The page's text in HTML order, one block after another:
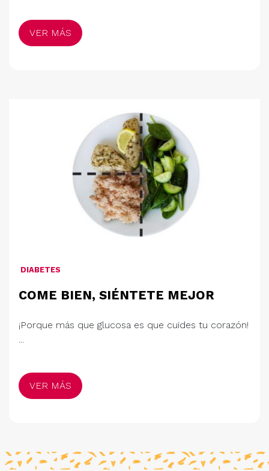
VER MÁS
DIABETES
COME BIEN, SIÉNTETE MEJOR
¡Porque más que glucosa es que cuides tu corazón!
VER MÁS